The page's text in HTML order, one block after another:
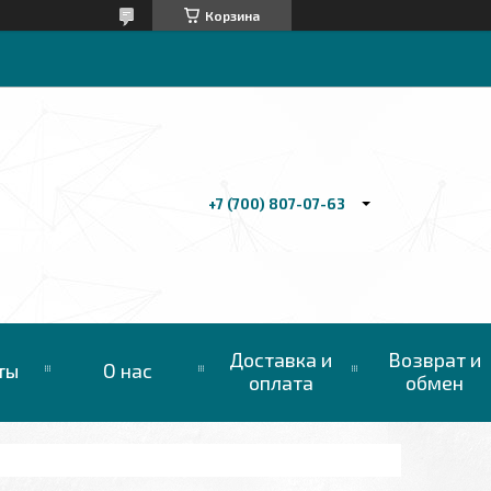
Корзина
+7 (700) 807-07-63
О нас
Доставка и
оплата
Возврат и
обмен